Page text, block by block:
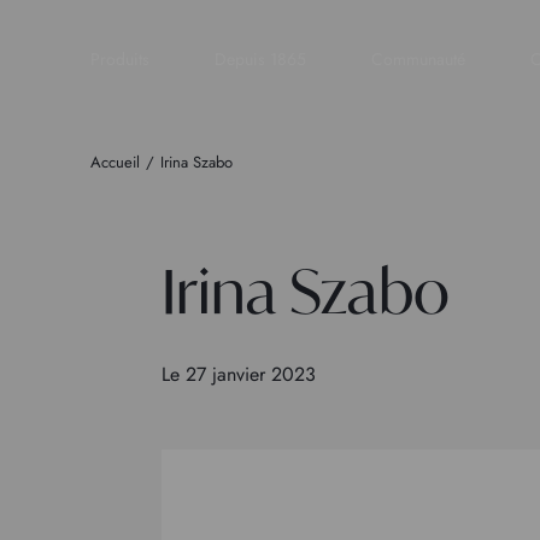
Accueil Irina Szabo
Irina Szabo
Le 27 janvier 2023